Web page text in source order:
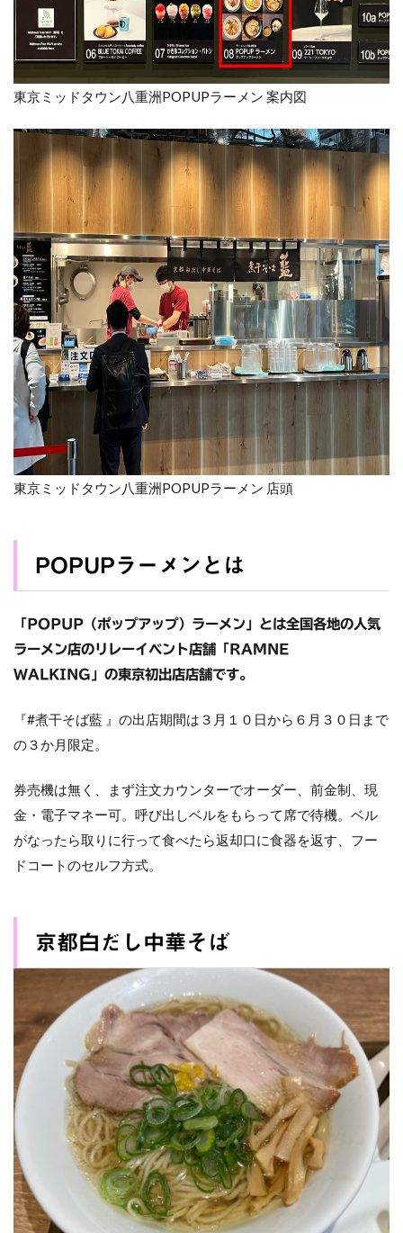
東京ミッドタウン八重洲POPUPラーメン 案内図
東京ミッドタウン八重洲POPUPラーメン 店頭
POPUPラーメンとは
「POPUP（ポップアップ）ラーメン」とは全国各地の人気
ラーメン店のリレーイベント店舗「RAMNE
WALKING」の東京初出店店舗です。
『#煮干そば藍 』の出店期間は３月１０日から６月３０日まで
の３か月限定。
券売機は無く、まず注文カウンターでオーダー、前金制、現
金・電子マネー可。呼び出しベルをもらって席で待機。ベル
がなったら取りに行って食べたら返却口に食器を返す、フー
ドコートのセルフ方式。
京都白だし中華そば